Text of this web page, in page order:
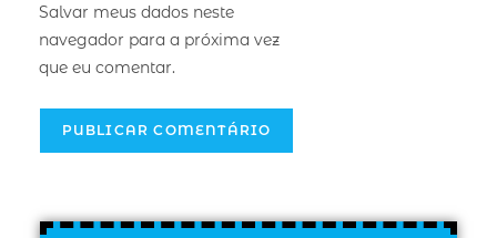
Salvar meus dados neste
navegador para a próxima vez
que eu comentar.